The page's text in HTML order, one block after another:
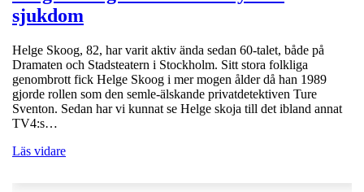
sjukdom
Helge Skoog, 82, har varit aktiv ända sedan 60-talet, både på
Dramaten och Stadsteatern i Stockholm. Sitt stora folkliga
genombrott fick Helge Skoog i mer mogen ålder då han 1989
gjorde rollen som den semle-älskande privatdetektiven Ture
Sventon. Sedan har vi kunnat se Helge skoja till det ibland annat
TV4:s…
Läs vidare